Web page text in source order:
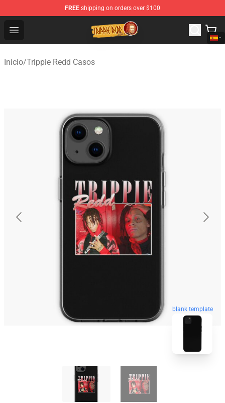
FREE shipping on orders over $100
Open menu
Trippie Redd Store - Official Trippie Redd Merchandise
Inicio/Trippie Redd Casos
blank template